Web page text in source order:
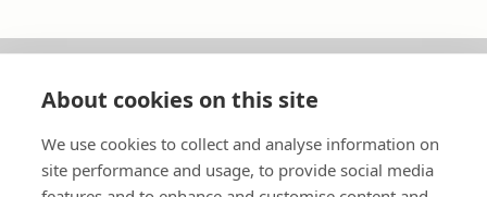
In English
About cookies on this site
We use cookies to collect and analyse information on
site performance and usage, to provide social media